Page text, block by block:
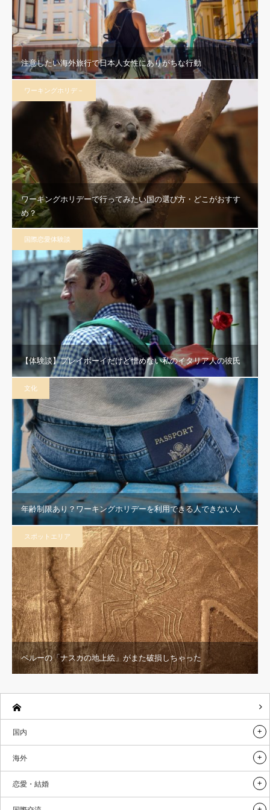
注意したい海外旅行で日本人女性にありがちな行動
ワーキングホリデ－
ワーキングホリデーで行ってみたい国の選び方・どこがおすす
め？
国際恋愛体験談
【体験談】プレイボーイだけど憎めない私のイタリア人の彼氏
文化
年齢制限あり？ワーキングホリデーを利用できる人できない人
スポットエリア
ペルーの「ナスカの地上絵」がまた破損しちゃった
国内
海外
恋愛・結婚